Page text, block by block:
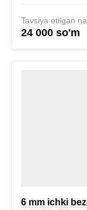
Tavsiya etilgan
24 000 so'm
6 mm ichki